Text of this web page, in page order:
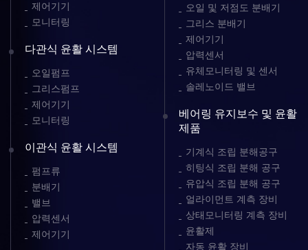
제어기기
모니터링
다관식 윤활 시스템
오일펌프
그리스펌프
제어기기
모니터링
이관식 윤활 시스템
펌프류
분배기
밸브
압력센서
제어기기
오일 및 저점도 분배기
그리스 분배기
제어기기
압력센서
유체모니터링 및 센서
솔레노이드 밸브
베어링 유지보수 및 윤활
제품
기계식 조립 분해공구
히팅식 조립 분해 공구
유압식 조립 분해 공구
얼라이먼트 계측 장비
상태모니터링 계측 장비
윤활제
자동 윤활 장비